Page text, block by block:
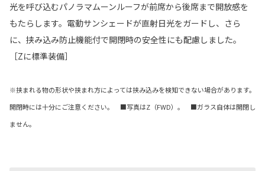
光を呼び込むパノラマムーンルーフが前席から後席まで開放感を
もたらします。電動サンシェードが直射日光をガードし、さら
に、挟み込み防止機能付で開閉時の安全性にも配慮しました。
［Zに標準装備］
※挟まれる物の形状や挟まれ方によっては挟み込みを検知できない場合があります。
開閉時には十分にご注意ください。 ■写真はZ（FWD）。 ■ガラス自体は開閉し
ません。